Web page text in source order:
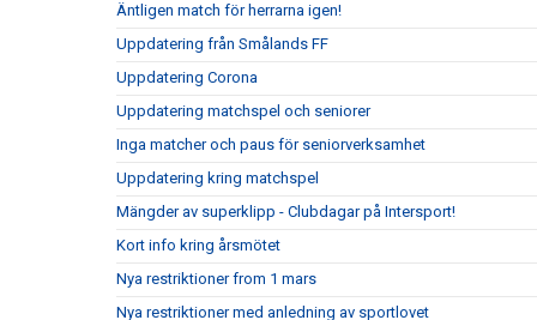
Äntligen match för herrarna igen!
Uppdatering från Smålands FF
Uppdatering Corona
Uppdatering matchspel och seniorer
Inga matcher och paus för seniorverksamhet
Uppdatering kring matchspel
Mängder av superklipp - Clubdagar på Intersport!
Kort info kring årsmötet
Nya restriktioner from 1 mars
Nya restriktioner med anledning av sportlovet